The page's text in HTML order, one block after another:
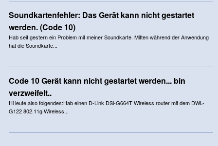
Soundkartenfehler: Das Gerät kann nicht gestartet
werden. (Code 10)
Hab seit gestern ein Problem mit meiner Soundkarte. Mitten während der Anwendung
hat die Soundkarte...
Code 10 Gerät kann nicht gestartet werden... bin
verzweifelt..
Hi leute,also folgendes:Hab einen D-Link DSl-G664T Wireless router mit dem DWL-
G122 802.11g Wireless...